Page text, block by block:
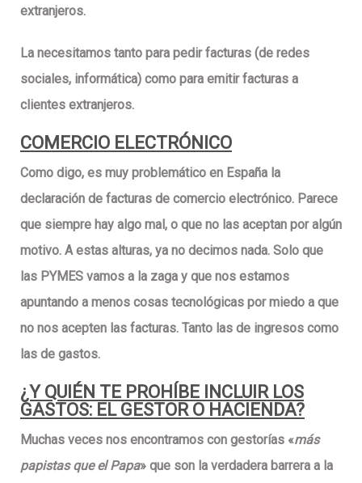
extranjeros.
La necesitamos tanto para pedir facturas (de redes
sociales, informática) como para emitir facturas a
clientes extranjeros.
COMERCIO ELECTRÓNICO
Como digo, es muy problemático en España la
declaración de facturas de comercio electrónico. Parece
que siempre hay algo mal, o que no las aceptan por algún
motivo. A estas alturas, ya no decimos nada. Solo que
las PYMES vamos a la zaga y que nos estamos
apuntando a menos cosas tecnológicas por miedo a que
no nos acepten las facturas. Tanto las de ingresos como
las de gastos.
¿Y QUIÉN TE PROHÍBE INCLUIR LOS
GASTOS: EL GESTOR O HACIENDA?
Muchas veces nos encontramos con gestorías «más
papistas que el Papa» que son la verdadera barrera a la